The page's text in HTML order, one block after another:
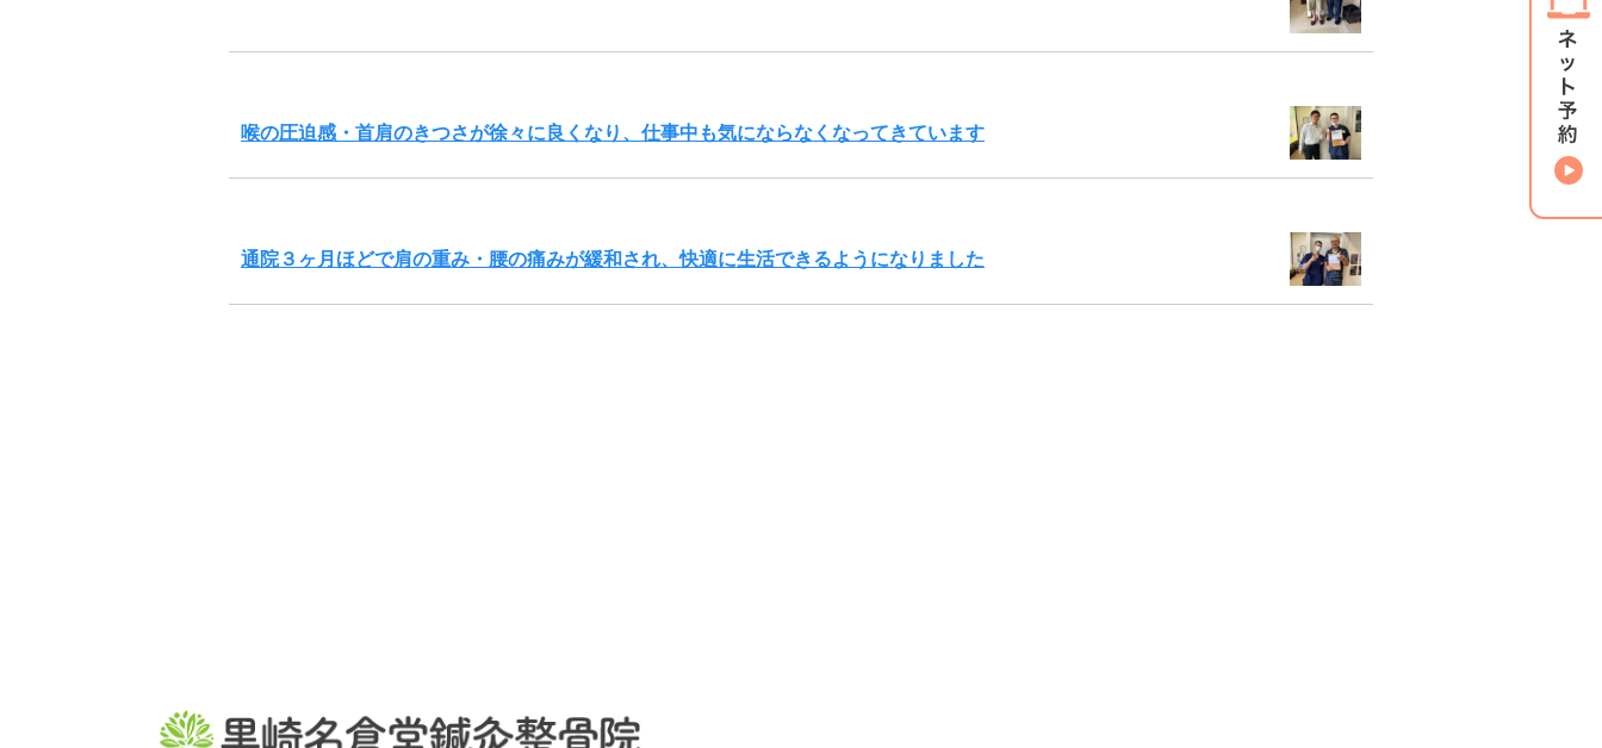
喉の圧迫感・首肩のきつさが徐々に良くなり、仕事中も気にならなくなってきています
通院３ヶ月ほどで肩の重み・腰の痛みが緩和され、快適に生活できるようになりました